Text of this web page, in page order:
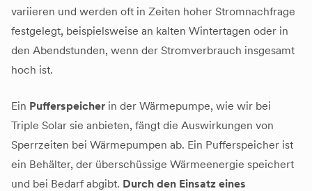
variieren und werden oft in Zeiten hoher Stromnachfrage
festgelegt, beispielsweise an kalten Wintertagen oder in
den Abendstunden, wenn der Stromverbrauch insgesamt
hoch ist.
Ein Pufferspeicher in der Wärmepumpe, wie wir bei
Triple Solar sie anbieten, fängt die Auswirkungen von
Sperrzeiten bei Wärmepumpen ab. Ein Pufferspeicher ist
ein Behälter, der überschüssige Wärmeenergie speichert
und bei Bedarf abgibt. Durch den Einsatz eines